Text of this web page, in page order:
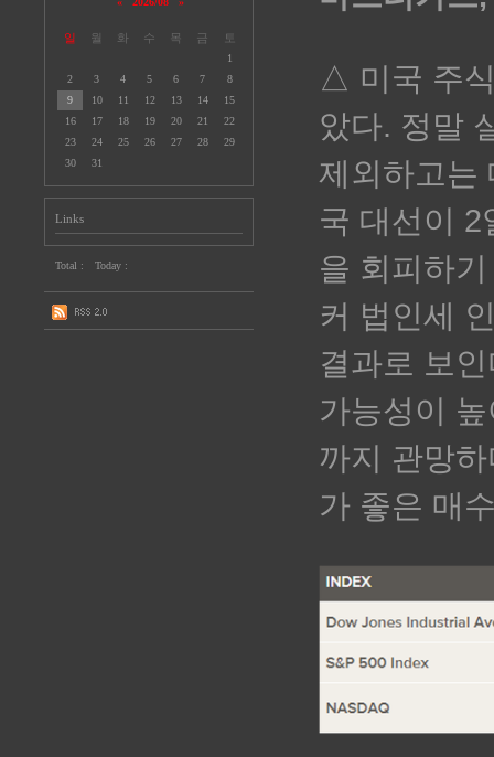
일 월 화 수 목 금 토
1
2
3 4 5 6 7
8
9
10 11 12 13 14
15
16
17 18 19 20 21
22
23
24 25 26 27 28
29
30
31
Links
Total : Today :
△ 미국 주
았다. 정말
제외하고는
국 대선이 2
을 회피하
커 법인세
결과로 보
가능성이
까지 관망
가 좋은 매